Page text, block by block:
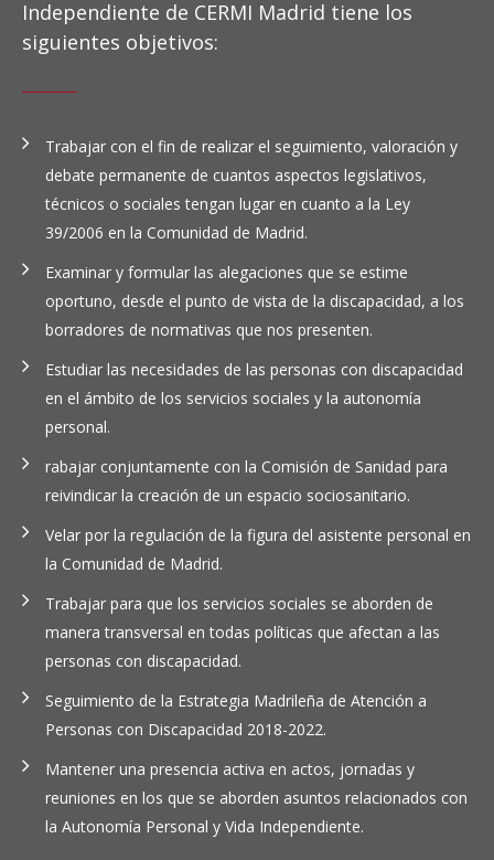
Independiente de CERMI Madrid tiene los
siguientes objetivos:
Trabajar con el fin de realizar el seguimiento, valoración y
debate permanente de cuantos aspectos legislativos,
técnicos o sociales tengan lugar en cuanto a la Ley
39/2006 en la Comunidad de Madrid.
Examinar y formular las alegaciones que se estime
oportuno, desde el punto de vista de la discapacidad, a los
borradores de normativas que nos presenten.
Estudiar las necesidades de las personas con discapacidad
en el ámbito de los servicios sociales y la autonomía
personal.
rabajar conjuntamente con la Comisión de Sanidad para
reivindicar la creación de un espacio sociosanitario.
Velar por la regulación de la figura del asistente personal en
la Comunidad de Madrid.
Trabajar para que los servicios sociales se aborden de
manera transversal en todas políticas que afectan a las
personas con discapacidad.
Seguimiento de la Estrategia Madrileña de Atención a
Personas con Discapacidad 2018-2022.
Mantener una presencia activa en actos, jornadas y
reuniones en los que se aborden asuntos relacionados con
la Autonomía Personal y Vida Independiente.